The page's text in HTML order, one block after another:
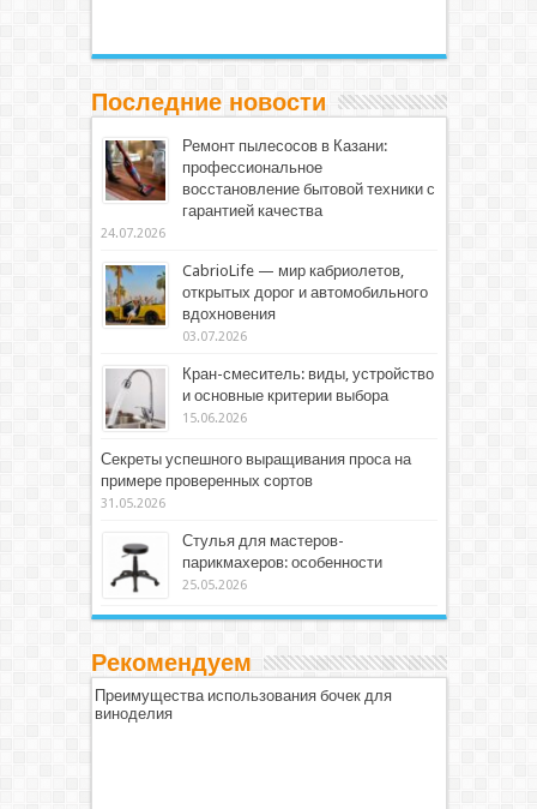
Последние новости
Ремонт пылесосов в Казани:
профессиональное
восстановление бытовой техники с
гарантией качества
24.07.2026
CabrioLife — мир кабриолетов,
открытых дорог и автомобильного
вдохновения
03.07.2026
Кран-смеситель: виды, устройство
и основные критерии выбора
15.06.2026
Секреты успешного выращивания проса на
примере проверенных сортов
31.05.2026
Стулья для мастеров-
парикмахеров: особенности
25.05.2026
Рекомендуем
Преимущества использования бочек для
виноделия